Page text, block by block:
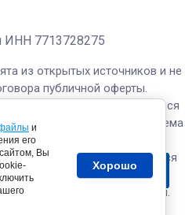
ИНН 7713728275
из открытых источников и не
публичной оферты.
могут отличаться
данные в момент приема
товара.
окончательные, не являются
информационный характер.
собой право изменять цены.
данных
и
его
Вы
Хорошо